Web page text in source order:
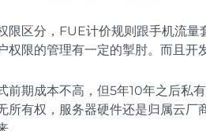
限区分，FUE计价规则跟手机流
权限的管理有一定的掣肘。而且开
前期成本不高，但5年10年之后私
所有权，服务器硬件还是归属云